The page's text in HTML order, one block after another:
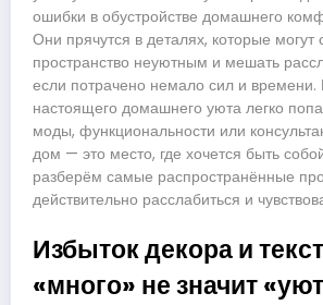
ошибки в обустройстве домашнего
Они прячутся в деталях, которые могут
пространство неуютным и мешать
если потрачено немало сил и времени.
настоящего домашнего уюта легко
моды, функциональности или
дом — это место, где хочется быть
разберём самые распространённые
действительно расслабиться и
Избыток декора и
«много» не значит